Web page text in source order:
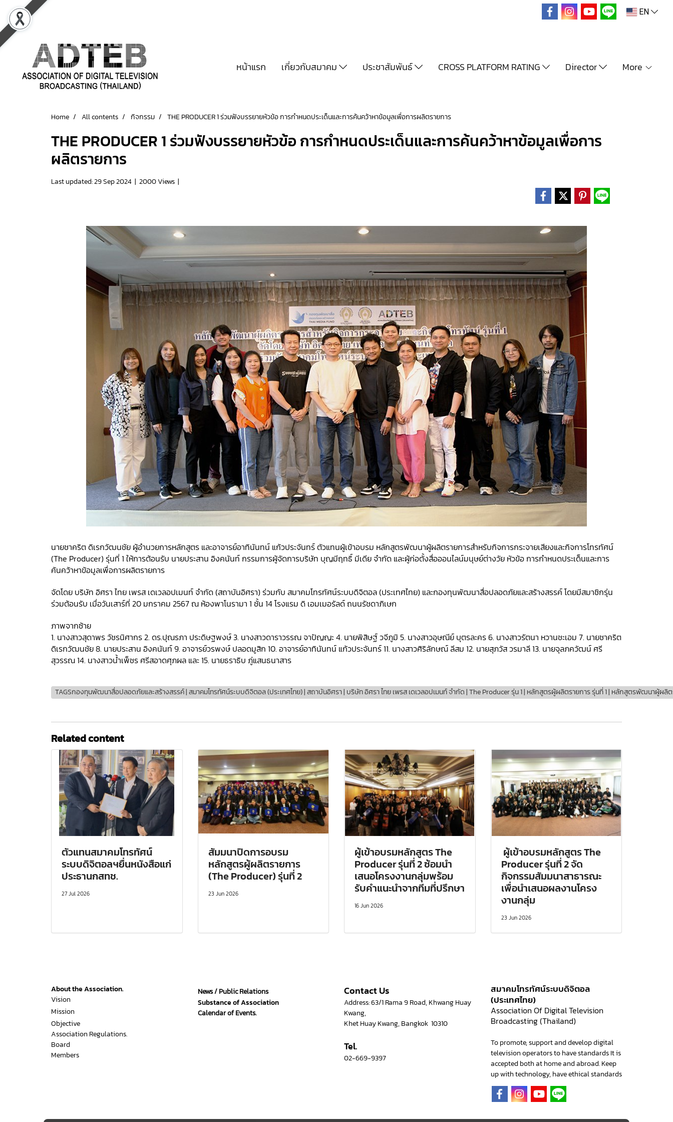
EN
หน้าแรก เกี่ยวกับสมาคม ประชาสัมพันธ์ CROSS PLATFORM RATING Director More
Home All contents กิจกรรม THE PRODUCER 1 ร่วมฟังบรรยายหัวข้อ การกำหนดประเด็นและการค้นคว้าหาข้อมูลเพื่อการผลิตรายการ
THE PRODUCER 1 ร่วมฟังบรรยายหัวข้อ การกำหนดประเด็นและการค้นคว้าหาข้อมูลเพื่อการ
ผลิตรายการ
Last updated: 29 Sep 2024 | 2000 Views |
นายชาคริต ดิเรกวัฒนชัย ผู้อำนวยการหลักสูตร และอาจารย์อาทินันทน์ แก้วประจันทร์ ตัวแทนผู้เข้าอบรม หลักสูตรพัฒนาผู้ผลิตรายการสำหรับกิจการกระจายเสียงและกิจการโทรทัศน์
(The Producer) รุ่นที่ 1 ให้การต้อนรับ นายประสาน อิงคนันท์ กรรมการผู้จัดการบริษัท บุญมีฤทธิ์ มีเดีย จำกัด และผู้ก่อตั้งสื่อออนไลน์มนุษย์ต่างวัย หัวข้อ การกำหนดประเด็นและการ
ค้นคว้าหาข้อมูลเพื่อการผลิตรายการ
จัดโดย บริษัท อิศรา ไทย เพรส เดเวลอปเมนท์ จำกัด (สถาบันอิศรา) ร่วมกับ สมาคมโทรทัศน์ระบบดิจิตอล (ประเทศไทย) และกองทุนพัฒนาสื่อปลอดภัยและสร้างสรรค์ โดยมีสมาชิกรุ่น
ร่วมต้อนรับ เมื่อวันเสาร์ที่ 20 มกราคม 2567 ณ ห้องพาโนรามา 1 ชั้น 14 โรงแรม ดิ เอมเมอรัลด์ ถนนรัชดาภิเษก
ภาพจากซ้าย
1. นางสาวสุดาพร วัชรนิศากร 2. ดร.ปุณรภา ประดิษฐพงษ์ 3. นางสาวดาราวรรณ จาปัญญะ 4. นายพิสิษฐ์ วจีภูมิ 5. นางสาวอุษณีย์ บุตรละคร 6. นางสาวรัตนา หวานชะเอม 7. นายชาคริต
ดิเรกวัฒนชัย 8. นายประสาน อิงคนันท์ 9. อาจารย์วรพงษ์ ปลอดมูสิก 10. อาจารย์อาทินันทน์ แก้วประจันทร์ 11. นางสาวศิริลักษณ์ ลีสม 12. นายสุภวัส วรมาลี 13. นายจุลภควัฒน์ ศรี
สุวรรณ 14. นางสาวน้ำเพ็ชร ศรีสอาดศุภผล และ 15. นายธราธิบ ภู่แสนธนาสาร
TAGSกองทุนพัฒนาสื่อปลอดภัยและสร้างสรรค์ | สมาคมโทรทัศน์ระบบดิจิตอล (ประเทศไทย) | สถาบันอิศรา | บริษัท อิศรา ไทย เพรส เดเวลอปเมนท์ จำกัด | The Producer รุ่น 1 | หลักสูตรผู้ผลิตรายการ รุ่นที่ 1 | หลักสูตรพัฒนาผู้ผลิ
Related content
ตัวแทนสมาคมโทรทัศน์
ระบบดิจิตอลฯยื่นหนังสือแก่
ประธานกสทช.
27 Jul 2026
สัมมนาปิดการอบรม
หลักสูตรผู้ผลิตรายการ
(The Producer) รุ่นที่ 2
23 Jun 2026
ผู้เข้าอบรมหลักสูตร The
Producer รุ่นที่ 2 ซ้อมนำ
เสนอโครงงานกลุ่มพร้อม
รับคำแนะนำจากทีมที่ปรึกษา
16 Jun 2026
ผู้เข้าอบรมหลักสูตร The
Producer รุ่นที่ 2 จัด
กิจกรรมสัมมนาสาธารณะ
เพื่อนำเสนอผลงานโครง
งานกลุ่ม
23 Jun 2026
About the Association.
Vision
Mission
Objective
Association Regulations.
Board
Members
News / Public Relations
Substance of Association
Calendar of Events.
Contact Us
Address: 63/1 Rama 9 Road, Khwang Huay
Kwang,
Khet Huay Kwang, Bangkok 10310
Tel.
02-669-9397
สมาคมโทรทัศน์ระบบดิจิตอล
(ประเทศไทย)
Association Of Digital Television
Broadcasting (Thailand)
To promote, support and develop digital
television operators to have standards It is
accepted both at home and abroad. Keep
up with technology, have ethical standards